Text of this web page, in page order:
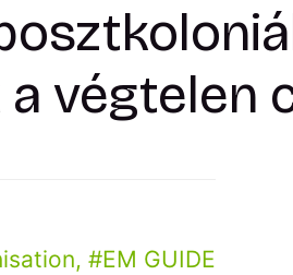
végtelen
, EM GUIDE